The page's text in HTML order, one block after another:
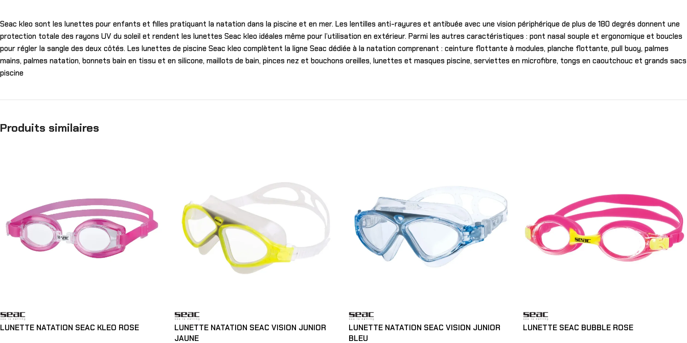
Seac kleo sont les lunettes pour enfants et filles pratiquant la natation dans la piscine et en mer. Les lentilles anti-rayures et antibuée avec une vision périphérique de plus de 180 degrés donnent une
protection totale des rayons UV du soleil et rendent les lunettes Seac kleo idéales même pour l’utilisation en extérieur. Parmi les autres caractéristiques : pont nasal souple et ergonomique et boucles
pour régler la sangle des deux côtés. Les lunettes de piscine Seac kleo complètent la ligne Seac dédiée à la natation comprenant : ceinture flottante à modules, planche flottante, pull buoy, palmes
mains, palmes natation, bonnets bain en tissu et en silicone, maillots de bain, pinces nez et bouchons oreilles, lunettes et masques piscine, serviettes en microfibre, tongs en caoutchouc et grands sacs
piscine
Produits similaires
LUNETTE NATATION SEAC KLEO ROSE
LUNETTE NATATION SEAC VISION JUNIOR
JAUNE
LUNETTE NATATION SEAC VISION JUNIOR
BLEU
LUNETTE SEAC BUBBLE ROSE